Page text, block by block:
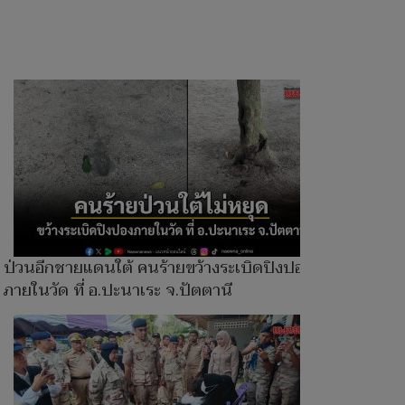
ป่วนอีกชายแดนใต้ คนร้ายขว้างระเบิดปิงปอง
ภายในวัด ที่ อ.ปะนาเระ จ.ปัตตานี